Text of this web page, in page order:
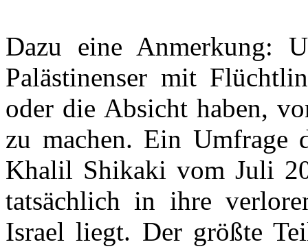
Dazu eine Anmerkung:
Palästinenser mit
oder die Absicht haben,
zu machen. Ein Umfrage
Khalil Shikaki vom Juli
tatsächlich in ihre
Israel liegt. Der größte